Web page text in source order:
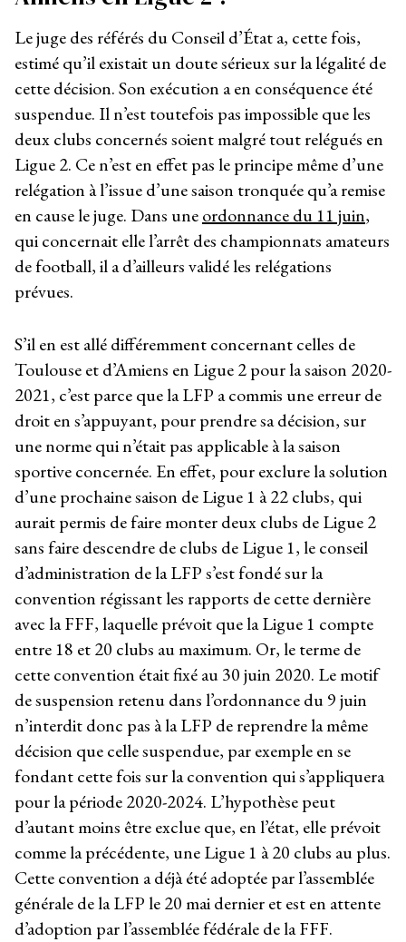
Le juge des référés du Conseil d’État a, cette fois,
estimé qu’il existait un doute sérieux sur la légalité de
cette décision. Son exécution a en conséquence été
suspendue. Il n’est toutefois pas impossible que les
deux clubs concernés soient malgré tout relégués en
Ligue 2. Ce n’est en effet pas le principe même d’une
relégation à l’issue d’une saison tronquée qu’a remise
en cause le juge. Dans uneordonnance du 11 juin,
qui concernait elle l’arrêt des championnats amateurs
de football, il a d’ailleurs validé les relégations
prévues.
S’il en est allé différemment concernant celles de
Toulouse et d’Amiens en Ligue 2 pour la saison 2020-
2021, c’est parce que la LFP a commis une erreur de
droit en s’appuyant, pour prendre sa décision, sur
une norme qui n’était pas applicable à la saison
sportive concernée. En effet, pour exclure la solution
d’une prochaine saison de Ligue 1 à 22 clubs, qui
aurait permis de faire monter deux clubs de Ligue 2
sans faire descendre de clubs de Ligue 1, le conseil
d’administration de la LFP s’est fondé sur la
convention régissant les rapports de cette dernière
avec la FFF, laquelle prévoit que la Ligue 1 compte
entre 18 et 20 clubs au maximum. Or, le terme de
cette convention était fixé au 30 juin 2020. Le motif
de suspension retenu dans l’ordonnance du 9 juin
n’interdit donc pas à la LFP de reprendre la même
décision que celle suspendue, par exemple en se
fondant cette fois sur la convention qui s’appliquera
pour la période 2020-2024. L’hypothèse peut
d’autant moins être exclue que, en l’état, elle prévoit
comme la précédente, une Ligue 1 à 20 clubs au plus.
Cette convention a déjà été adoptée par l’assemblée
générale de la LFP le 20 mai dernier et est en attente
d’adoption par l’assemblée fédérale de la FFF.